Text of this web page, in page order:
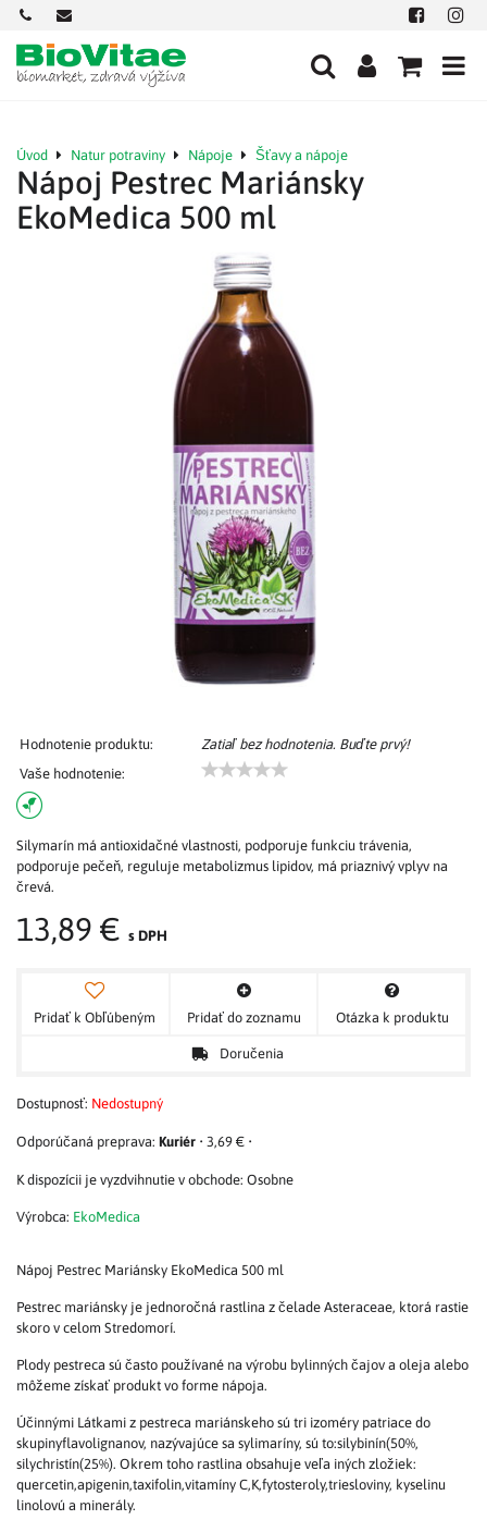
+421
901
712
584
office@biovitae.sk Facebook
Úvod Natur potraviny Nápoje Šťavy a nápoje
Nápoj Pestrec Mariánsky
EkoMedica 500 ml
Hodnotenie produktu:
Zatiaľ bez hodnotenia. Buďte prvý!
Vaše hodnotenie:
Silymarín má antioxidačné vlastnosti, podporuje funkciu trávenia,
podporuje pečeň, reguluje metabolizmus lipidov, má priaznivý vplyv na
črevá.
13,89 € s DPH
Pridať k Obľúbeným Pridať do zoznamu Otázka k produktu
Doručenia
Dostupnosť: Nedostupný
Kuriér • 3,69 € •
Osobne
Výrobca: EkoMedica
Nápoj Pestrec Mariánsky EkoMedica 500 ml
Pestrec mariánsky je jednoročná rastlina z čelade Asteraceae, ktorá rastie
skoro v celom Stredomorí.
Plody pestreca sú často používané na výrobu bylinných čajov a oleja alebo
môžeme získať produkt vo forme nápoja.
Účinnými Látkami z pestreca mariánskeho sú tri izoméry patriace do
skupinyflavolignanov, nazývajúce sa sylimaríny, sú to:silybinín(50%,
silychristín(25%). Okrem toho rastlina obsahuje veľa iných zložiek:
quercetin,apigenin,taxifolin,vitamíny C,K,fytosteroly,triesloviny, kyselinu
linolovú a minerály.